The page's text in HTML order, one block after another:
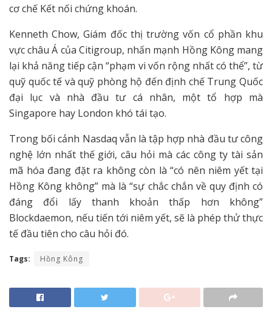
cơ chế Kết nối chứng khoán.
Kenneth Chow, Giám đốc thị trường vốn cổ phần khu
vực châu Á của Citigroup, nhấn mạnh Hồng Kông mang
lại khả năng tiếp cận “phạm vi vốn rộng nhất có thể”, từ
quỹ quốc tế và quỹ phòng hộ đến định chế Trung Quốc
đại lục và nhà đầu tư cá nhân, một tổ hợp mà
Singapore hay London khó tái tạo.
Trong bối cảnh Nasdaq vẫn là tập hợp nhà đầu tư công
nghệ lớn nhất thế giới, câu hỏi mà các công ty tài sản
mã hóa đang đặt ra không còn là “có nên niêm yết tại
Hồng Kông không” mà là “sự chắc chắn về quy định có
đáng đổi lấy thanh khoản thấp hơn không”
Blockdaemon, nếu tiến tới niêm yết, sẽ là phép thử thực
tế đầu tiên cho câu hỏi đó.
Tags: Hồng Kông